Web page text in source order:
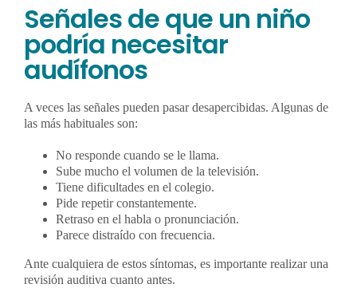
Señales de que un niño
podría necesitar
audífonos
A veces las señales pueden pasar desapercibidas. Algunas de
las más habituales son:
No responde cuando se le llama.
Sube mucho el volumen de la televisión.
Tiene dificultades en el colegio.
Pide repetir constantemente.
Retraso en el habla o pronunciación.
Parece distraído con frecuencia.
Ante cualquiera de estos síntomas, es importante realizar una
revisión auditiva cuanto antes.